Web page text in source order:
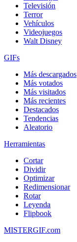
Televisión
Terror
Vehículos
Videojuegos
Walt Disney
GIFs
Más descargados
Más votados
Más visitados
Más recientes
Destacados
Tendencias
Aleatorio
Herramientas
Cortar
Dividir
Optimizar
Redimensionar
Rotar
Leyenda
Flipbook
MISTERGIF.com